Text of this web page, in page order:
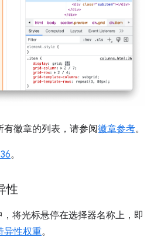
有徽章的列表，请参阅徽章参考。
。
性
将光标悬停在选择器名称上，即
异性权重。